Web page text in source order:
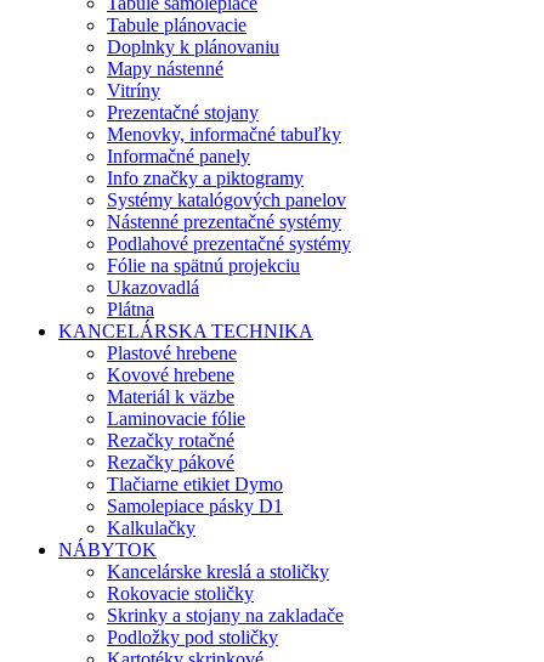
Tabule plánovacie
Doplnky k plánovaniu
Mapy nástenné
Vitríny
Prezentačné stojany
Menovky, informačné tabuľky
Informačné panely
Info značky a piktogramy
Systémy katalógových panelov
Nástenné prezentačné systémy
Podlahové prezentačné systémy
Fólie na spätnú projekciu
Ukazovadlá
Plátna
KANCELÁRSKA TECHNIKA
Plastové hrebene
Kovové hrebene
Materiál k väzbe
Laminovacie fólie
Rezačky rotačné
Rezačky pákové
Tlačiarne etikiet Dymo
Samolepiace pásky D1
Kalkulačky
NÁBYTOK
Kancelárske kreslá a stoličky
Rokovacie stoličky
Skrinky a stojany na zakladače
Podložky pod stoličky